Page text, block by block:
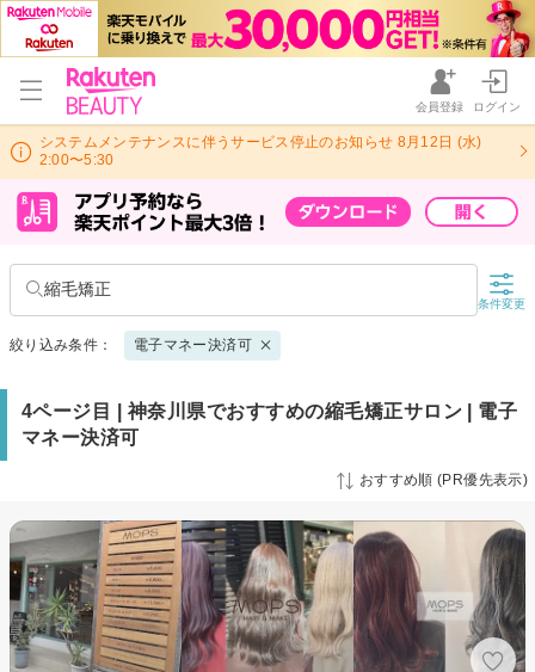
会員登録 ログイン
システムメンテナンスに伴うサービス停止のお知らせ 8月12日 (水)
2:00〜5:30
縮毛矯正
条件変更
絞り込み条件： 電子マネー決済可
4ページ目 | 神奈川県でおすすめの縮毛矯正サロン | 電子
マネー決済可
おすすめ順 (PR優先表示)